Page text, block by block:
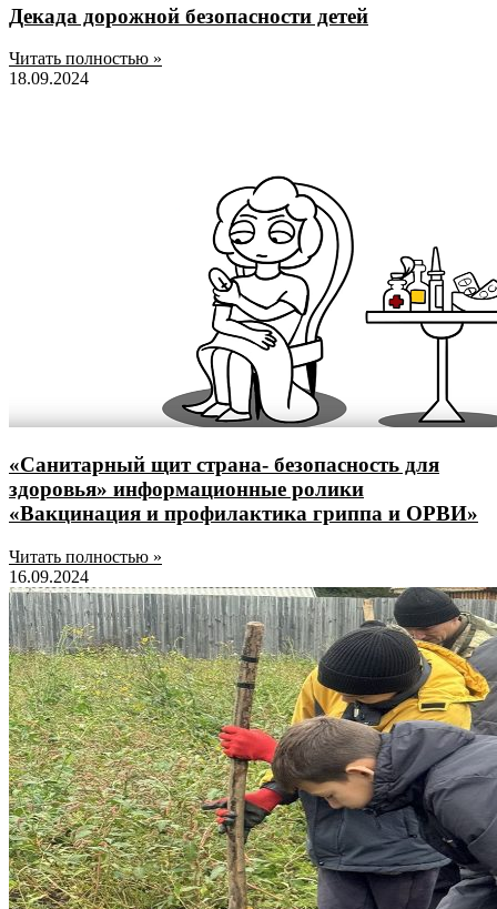
Декада дорожной безопасности детей
Читать полностью »
18.09.2024
«Санитарный щит страна- безопасность для
здоровья» информационные ролики
«Вакцинация и профилактика гриппа и ОРВИ»
Читать полностью »
16.09.2024